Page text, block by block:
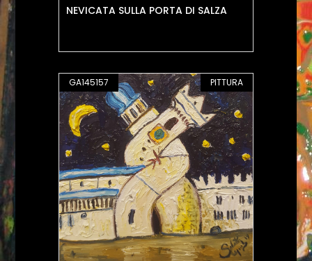
NEVICATA SULLA PORTA DI SALZA
GA145157 PITTURA